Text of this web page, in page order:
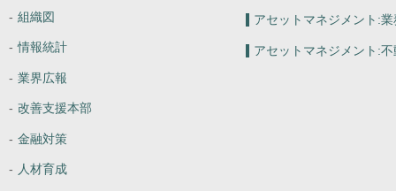
組織図
情報統計
業界広報
改善支援本部
金融対策
人材育成
アセットマネジメント:業
アセットマネジメント:不